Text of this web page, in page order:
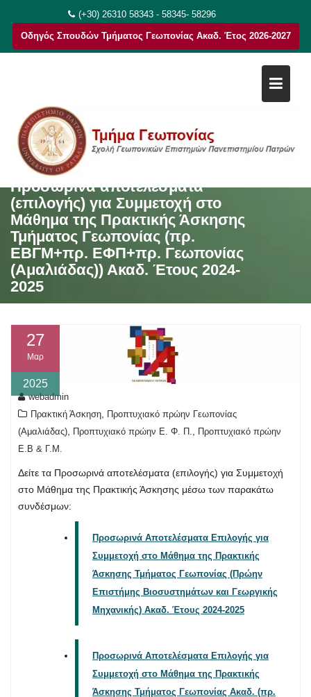
στο
περιεχόμενο
(+30) 26310 58343 - 58345- 58296
Οδηγός Σπουδών Τμήματος Γεωπονίας Ακαδ. Έτος 2026-2027
Προσωρινά αποτελέσματα
(επιλογής) για Συμμετοχή στο
Μάθημα της Πρακτικής Άσκησης
Τμήματος Γεωπονίας (πρ.
ΕΒΓΜ+πρ. ΕΦΠ+πρ. Γεωπονίας
(Αμαλιάδας)) Ακαδ. Έτους 2024-
2025
27
Μαρ
2025
webadmin
Πρακτική Άσκηση
Προπτυχιακό πρώην Γεωπονίας
(Αμαλιάδας)
Προπτυχιακό πρώην Ε. Φ. Π.
Προπτυχιακό πρώην
Ε.Β & Γ.Μ.
Δείτε τα Προσωρινά αποτελέσματα (επιλογής) για Συμμετοχή
στο Μάθημα της Πρακτικής Άσκησης μέσω των παρακάτω
συνδέσμων:
Προσωρινά Αποτελέσματα Επιλογής για
Συμμετοχή στο Μάθημα της Πρακτικής
Άσκησης Τμήματος Γεωπονίας (Πρώην
Επιστήμης Βιοσυστημάτων και Γεωργικής
Μηχανικής) Ακαδ. Έτους 2024-2025
Προσωρινά Αποτελέσματα Επιλογής για
Συμμετοχή στο Μάθημα της Πρακτικής
Άσκησης Τμήματος Γεωπονίας Ακαδ. (πρ.